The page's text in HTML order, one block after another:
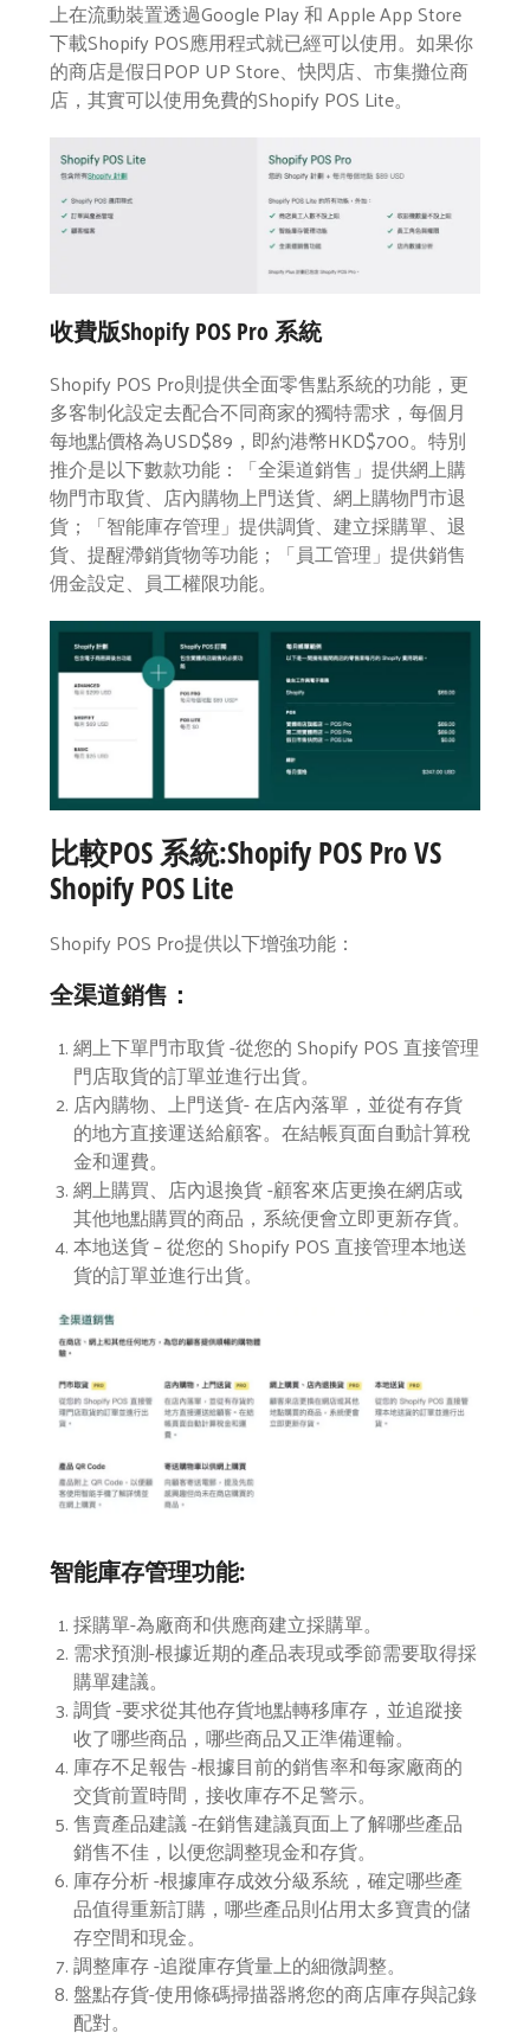
上在流動裝置透過Google Play 和 Apple App Store
下載Shopify POS應用程式就已經可以使用。如果你
的商店是假日POP UP Store、快閃店、市集攤位商
店，其實可以使用免費的Shopify POS Lite。
收費版Shopify POS Pro 系統
Shopify POS Pro則提供全面零售點系統的功能，更
多客制化設定去配合不同商家的獨特需求，每個月
每地點價格為USD$89，即約港幣HKD$700。特別
推介是以下數款功能：「全渠道銷售」提供網上購
物門市取貨、店內購物上門送貨、網上購物門市退
貨；「智能庫存管理」提供調貨、建立採購單、退
貨、提醒滯銷貨物等功能；「員工管理」提供銷售
佣金設定、員工權限功能。
比較POS 系統:Shopify POS Pro VS
Shopify POS Lite
Shopify POS Pro提供以下增強功能：
全渠道銷售：
網上下單門市取貨 -從您的 Shopify POS 直接管理
門店取貨的訂單並進行出貨。
店內購物、上門送貨- 在店內落單，並從有存貨
的地方直接運送給顧客。在結帳頁面自動計算稅
金和運費。
網上購買、店內退換貨 -顧客來店更換在網店或
其他地點購買的商品，系統便會立即更新存貨。
本地送貨 – 從您的 Shopify POS 直接管理本地送
貨的訂單並進行出貨。
智能庫存管理功能:
採購單-為廠商和供應商建立採購單。
需求預測-根據近期的產品表現或季節需要取得採
購單建議。
調貨 -要求從其他存貨地點轉移庫存，並追蹤接
收了哪些商品，哪些商品又正準備運輸。
庫存不足報告 -根據目前的銷售率和每家廠商的
交貨前置時間，接收庫存不足警示。
售賣產品建議 -在銷售建議頁面上了解哪些產品
銷售不佳，以便您調整現金和存貨。
庫存分析 -根據庫存成效分級系統，確定哪些產
品值得重新訂購，哪些產品則佔用太多寶貴的儲
存空間和現金。
調整庫存 -追蹤庫存貨量上的細微調整。
盤點存貨-使用條碼掃描器將您的商店庫存與記錄
配對。